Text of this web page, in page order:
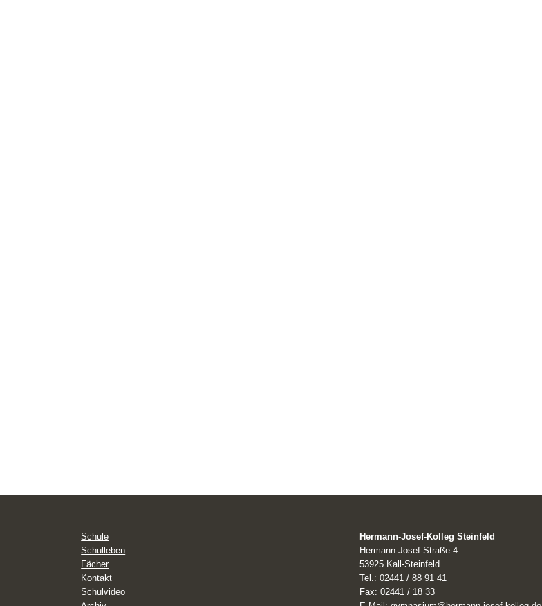
Schule
Schulleben
Fächer
Kontakt
Schulvideo
Hermann-Josef-Kolleg Steinfeld
Hermann-Josef-Straße 4
53925 Kall-Steinfeld
Tel.: 02441 / 88 91 41
Fax: 02441 / 18 33